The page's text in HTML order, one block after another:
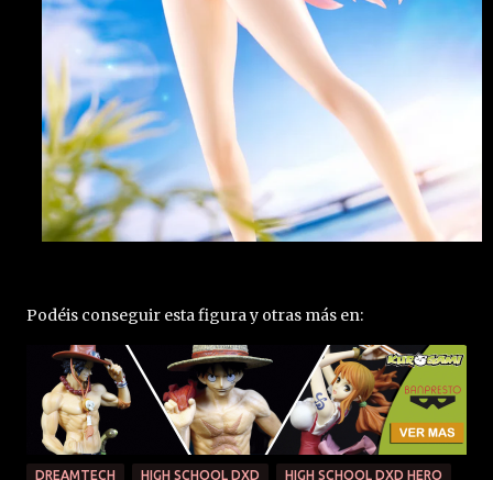
Podéis conseguir esta figura y otras más en:
DREAMTECH HIGH SCHOOL DXD HIGH SCHOOL DXD HERO